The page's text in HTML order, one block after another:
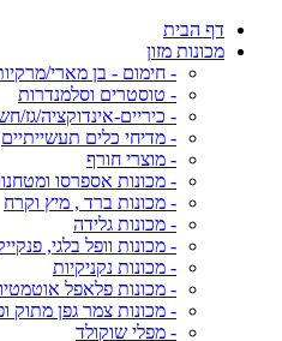
דף הבית
מכונות מזון
- חימום - בן מארי/
- טוסטרים וסלמנדרות
- כיריים-אינדוקציה/גז/
- מדיחי כלים תעשייתיים
- מוצרי חורף
- מכונות אספרסו
- מכונות ברד , מיץ וקרח
- מכונות גלידה
- מכונות וופל בלגי,
- מכונות נקניקיות
- מכונות פלאפל
- מכונות צמר גפן מתוק
- מפלי שוקולד